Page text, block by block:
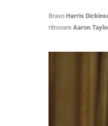
Bravo Harris
ritrovare Aaron